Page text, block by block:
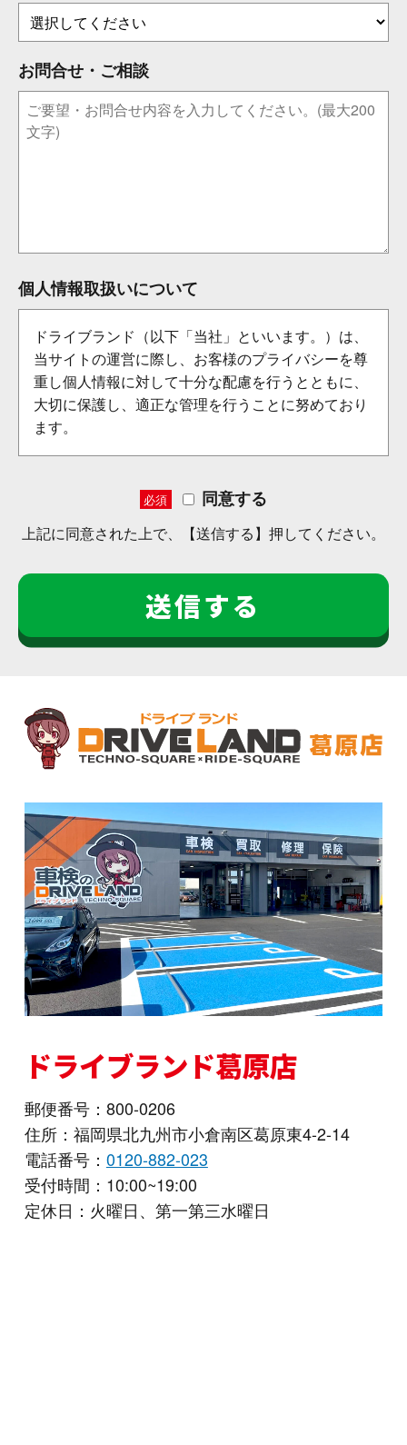
お問合せ・ご相談
個人情報取扱いについて
ドライブランド（以下「当社」といいます。）は、
当サイトの運営に際し、お客様のプライバシーを尊
重し個人情報に対して十分な配慮を行うとともに、
大切に保護し、適正な管理を行うことに努めており
ます。
a)お客さまのご要望に合わせたサービスをご提供す
るための各種ご連絡。
b)お問い合わせいただいたご質問への回答のご連
絡。
c)サービス向上を目的とした統計、分析、マーケテ
当社は、サービス向上を目的とした統計、分析、マ
ーケティングにおいて、以下の個人データ（日本の
個人情報保護法上の個人情報を含みます。）を適法
下のなかには、当社が自動的に収集するものがあり
ます。
氏名、生年月日、性別、住所、電話番号、メール
アドレス、勤務先名、勤務先電話番号、勤務先住
所、免許証番号等の識別情報
お問い合わせフォームの記入内容、電話対応の録
音データ等のお客さまからのご連絡に関する情報
アクセスログ、クッキー（Cookie）情報、IPアド
レス、ブラウザ情報等の当社ウェブサイト上の行
動履歴
【個人データの第三者提供および委託について】
当社は、以下の通り、特定の目的のために第三者へ
個人データを提供または委託することがあります。
広告配信およびマーケティング活動（Googleカ
スタマーマッチ等）
お客様の利便性向上および最適な広告配信のた
め、Google等の広告配信事業者へ個人データの
一部を提供することがあります。この際、メー
必須 同意する
上記に同意された上で、【送信する】押してください。
ドライブランド葛原店
郵便番号：800-0206
住所：福岡県北九州市小倉南区葛原東4-2-14
電話番号： 0120-882-023
受付時間：10:00~19:00
定休日：火曜日、第一第三水曜日